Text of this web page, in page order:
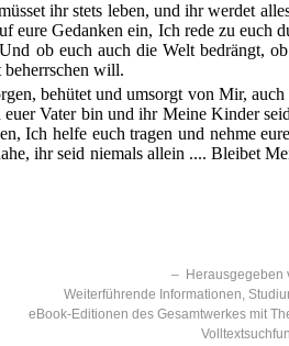
ihr stets leben, und ihr werdet
eure Gedanken ein, Ich rede zu
ob euch auch die Welt
beherrschen will.
behütet und umsorgt von Mir,
Vater bin und ihr Meine Kinder
Ich helfe euch tragen und nehme
ihr seid niemals allein .... Bleibet
– Herausgegeben
Weiterführende Informationen,
eBook-Editionen des Gesamtwerkes mit